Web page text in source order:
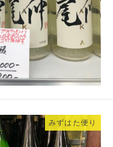
みずはた便り